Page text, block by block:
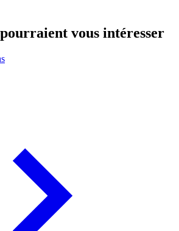
pourraient vous intéresser